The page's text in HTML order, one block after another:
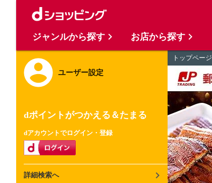
ユーザー設定
dポイントがつかえる＆たまる
dアカウントでログイン・登録
詳細検索へ
トップページ
ジャンルから探す お店から探す